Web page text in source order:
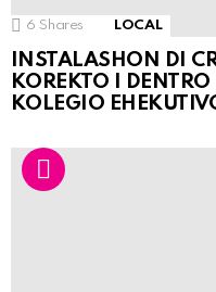
6 Shares LOCAL
INSTALASHON DI
KOREKTO I
KOLEGIO